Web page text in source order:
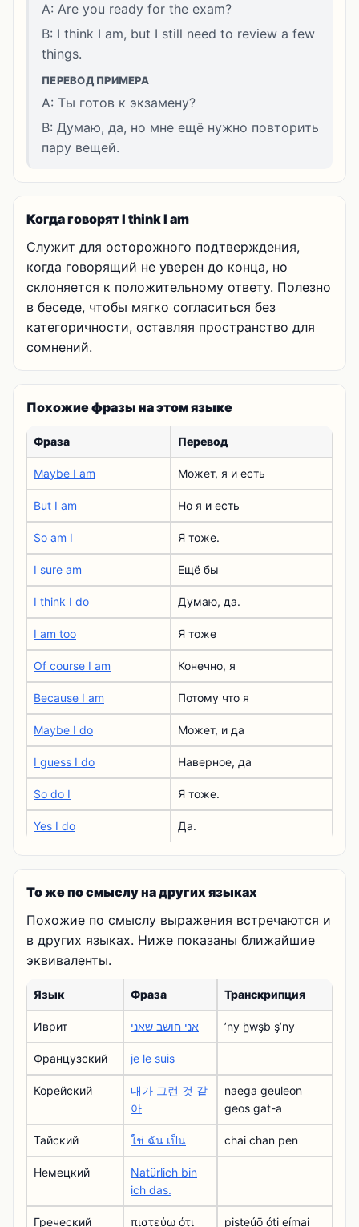
A: Are you ready for the exam?
B: I think I am, but I still need to review a few
things.
ПЕРЕВОД ПРИМЕРА
A: Ты готов к экзамену?
B: Думаю, да, но мне ещё нужно повторить
пару вещей.
Когда говорят I think I am
Служит для осторожного подтверждения,
когда говорящий не уверен до конца, но
склоняется к положительному ответу. Полезно
в беседе, чтобы мягко согласиться без
категоричности, оставляя пространство для
сомнений.
Похожие фразы на этом языке
Фраза Перевод
Maybe I am Может, я и есть
But I am Но я и есть
So am I Я тоже.
I sure am Ещё бы
I think I do Думаю, да.
I am too Я тоже
Of course I am Конечно, я
Because I am Потому что я
Maybe I do Может, и да
I guess I do Наверное, да
So do I Я тоже.
Yes I do Да.
То же по смыслу на других языках
Похожие по смыслу выражения встречаются и
в других языках. Ниже показаны ближайшие
эквиваленты.
Язык Фраза Транскрипция
Иврит אני חושב שאני ʼny ẖwşb şʼny
Французский je le suis
Корейский
내가 그런 것 같
아
naega geuleon
geos gat-a
Тайский ใช่ ฉัน เป็น chai chan pen
Немецкий
Natürlich bin
ich das.
Греческий πιστεύω ότι pisteúō óti eímai